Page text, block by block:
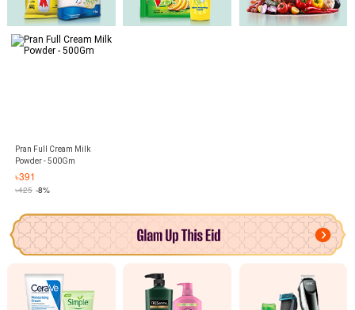
Pran Full Cream Milk
Powder - 500Gm
৳391
৳425 -8%